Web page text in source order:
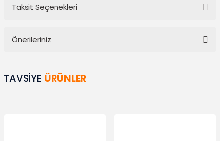
Taksit Seçenekleri
Önerileriniz
konularda yetersiz gördüğünüz noktaları öneri formunu kullanarak
tarafımıza iletebilirsiniz.
TAVSİYE ÜRÜNLER